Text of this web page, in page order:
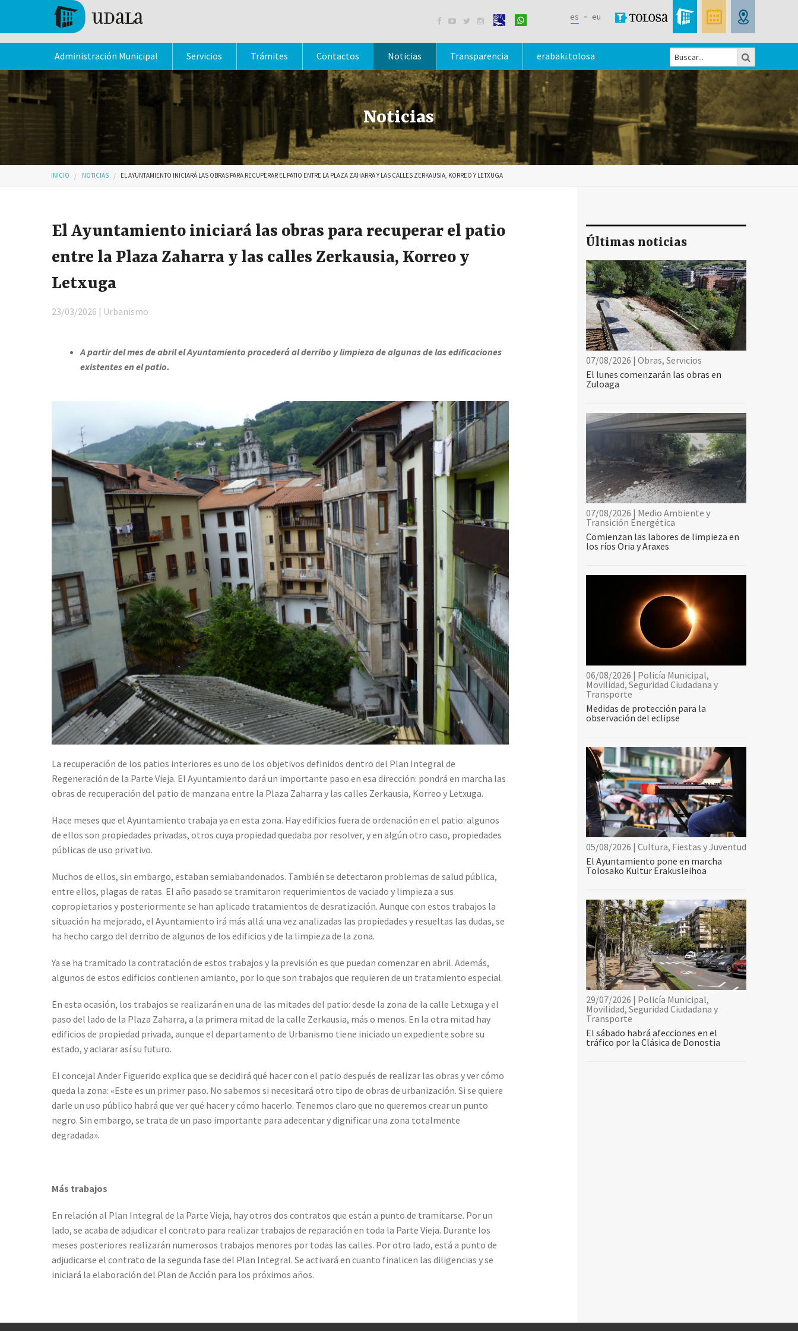
Pasar al contenido principal
    es eu
Formulario
de
búsqueda
Administración Municipal Servicios Trámites Contactos Noticias Transparencia erabaki.tolosa
Noticias
Usted está aquí
INICIO NOTICIAS EL AYUNTAMIENTO INICIARÁ LAS OBRAS PARA RECUPERAR EL PATIO ENTRE LA PLAZA ZAHARRA Y LAS CALLES ZERKAUSIA, KORREO Y LETXUGA
El Ayuntamiento iniciará las obras para recuperar el patio
entre la Plaza Zaharra y las calles Zerkausia, Korreo y
Letxuga
23/03/2026 | Urbanismo
A partir del mes de abril el Ayuntamiento procederá al derribo y limpieza de algunas de las edificaciones
existentes en el patio.
La recuperación de los patios interiores es uno de los objetivos definidos dentro del Plan Integral de
Regeneración de la Parte Vieja. El Ayuntamiento dará un importante paso en esa dirección: pondrá en marcha las
obras de recuperación del patio de manzana entre la Plaza Zaharra y las calles Zerkausia, Korreo y Letxuga.
Hace meses que el Ayuntamiento trabaja ya en esta zona. Hay edificios fuera de ordenación en el patio: algunos
de ellos son propiedades privadas, otros cuya propiedad quedaba por resolver, y en algún otro caso, propiedades
públicas de uso privativo.
Muchos de ellos, sin embargo, estaban semiabandonados. También se detectaron problemas de salud pública,
entre ellos, plagas de ratas. El año pasado se tramitaron requerimientos de vaciado y limpieza a sus
copropietarios y posteriormente se han aplicado tratamientos de desratización. Aunque con estos trabajos la
situación ha mejorado, el Ayuntamiento irá más allá: una vez analizadas las propiedades y resueltas las dudas, se
ha hecho cargo del derribo de algunos de los edificios y de la limpieza de la zona.
Ya se ha tramitado la contratación de estos trabajos y la previsión es que puedan comenzar en abril. Además,
algunos de estos edificios contienen amianto, por lo que son trabajos que requieren de un tratamiento especial.
En esta ocasión, los trabajos se realizarán en una de las mitades del patio: desde la zona de la calle Letxuga y el
paso del lado de la Plaza Zaharra, a la primera mitad de la calle Zerkausia, más o menos. En la otra mitad hay
edificios de propiedad privada, aunque el departamento de Urbanismo tiene iniciado un expediente sobre su
estado, y aclarar así su futuro.
El concejal Ander Figuerido explica que se decidirá qué hacer con el patio después de realizar las obras y ver cómo
queda la zona: «Este es un primer paso. No sabemos si necesitará otro tipo de obras de urbanización. Si se quiere
darle un uso público habrá que ver qué hacer y cómo hacerlo. Tenemos claro que no queremos crear un punto
negro. Sin embargo, se trata de un paso importante para adecentar y dignificar una zona totalmente
degradada».
Más trabajos
En relación al Plan Integral de la Parte Vieja, hay otros dos contratos que están a punto de tramitarse. Por un
lado, se acaba de adjudicar el contrato para realizar trabajos de reparación en toda la Parte Vieja. Durante los
meses posteriores realizarán numerosos trabajos menores por todas las calles. Por otro lado, está a punto de
adjudicarse el contrato de la segunda fase del Plan Integral. Se activará en cuanto finalicen las diligencias y se
iniciará la elaboración del Plan de Acción para los próximos años.
Últimas noticias
07/08/2026 | Obras, Servicios
El lunes comenzarán las obras en
Zuloaga
07/08/2026 | Medio Ambiente y
Transición Energética
Comienzan las labores de limpieza en
los ríos Oria y Araxes
06/08/2026 | Policía Municipal,
Movilidad, Seguridad Ciudadana y
Transporte
Medidas de protección para la
observación del eclipse
05/08/2026 | Cultura, Fiestas y Juventud
El Ayuntamiento pone en marcha
Tolosako Kultur Erakusleihoa
29/07/2026 | Policía Municipal,
Movilidad, Seguridad Ciudadana y
Transporte
El sábado habrá afecciones en el
tráfico por la Clásica de Donostia